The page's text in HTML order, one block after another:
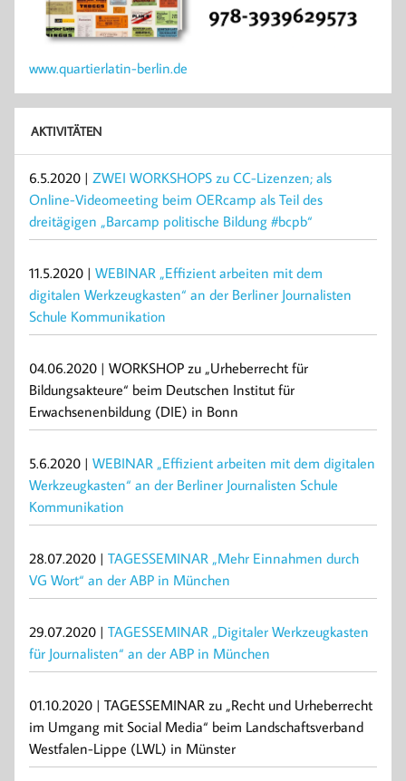
www.quartierlatin-berlin.de
AKTIVITÄTEN
6.5.2020 | ZWEI WORKSHOPS zu CC-Lizenzen; als
Online-Videomeeting beim OERcamp als Teil des
dreitägigen „Barcamp politische Bildung #bcpb“
11.5.2020 | WEBINAR „Effizient arbeiten mit dem
digitalen Werkzeugkasten“ an der Berliner Journalisten
Schule Kommunikation
04.06.2020 | WORKSHOP zu „Urheberrecht für
Bildungsakteure“ beim Deutschen Institut für
Erwachsenenbildung (DIE) in Bonn
5.6.2020 | WEBINAR „Effizient arbeiten mit dem digitalen
Werkzeugkasten“ an der Berliner Journalisten Schule
Kommunikation
28.07.2020 | TAGESSEMINAR „Mehr Einnahmen durch
VG Wort“ an der ABP in München
29.07.2020 | TAGESSEMINAR „Digitaler Werkzeugkasten
für Journalisten“ an der ABP in München
01.10.2020 | TAGESSEMINAR zu „Recht und Urheberrecht
im Umgang mit Social Media“ beim Landschaftsverband
Westfalen-Lippe (LWL) in Münster